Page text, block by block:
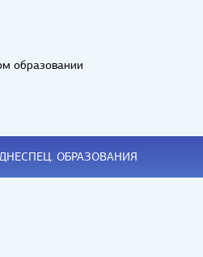
образовании
ОБРАЗОВАНИЯ